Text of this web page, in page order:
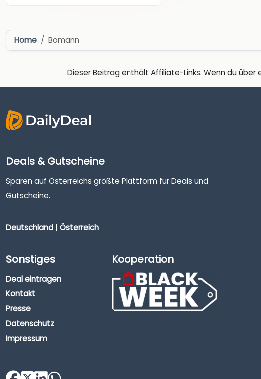
Home Bomann
Dieser Beitrag enthält Affiliate-Links. Wenn du über
Deals & Gutscheine
Sparen auf Österreichs größte Plattform für Deals und
Gutscheine.
Deutschland | Österreich
Sonstiges
Deal eintragen
Kontakt
Presse
Datenschutz
Impressum
Kooperation